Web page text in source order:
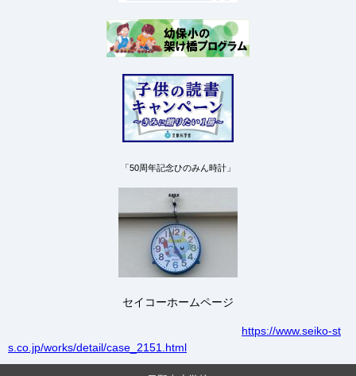
「50周年記念ひのみん時計」
セイコーホームページ
https://www.seiko-st
s.co.jp/works/detail/case_2151.html